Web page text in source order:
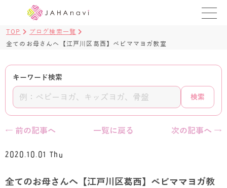
レッスンを探す
BLOG
ヨガ資格講座 ›
TOP
ブログ検索一覧
全てのお母さんへ【江戸川区葛西】ベビママヨガ教室
キーワード検索
検索
← 前の記事へ 一覧に戻る 次の記事へ →
2020.10.01 Thu
全てのお母さんへ【江戸川区葛西】ベビママヨガ教